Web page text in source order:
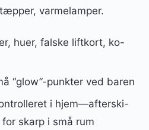
varmelamper.
huer, falske liftkort, ko-
“glow”-punkter ved baren
i hjem—afterski-
skarp i små rum